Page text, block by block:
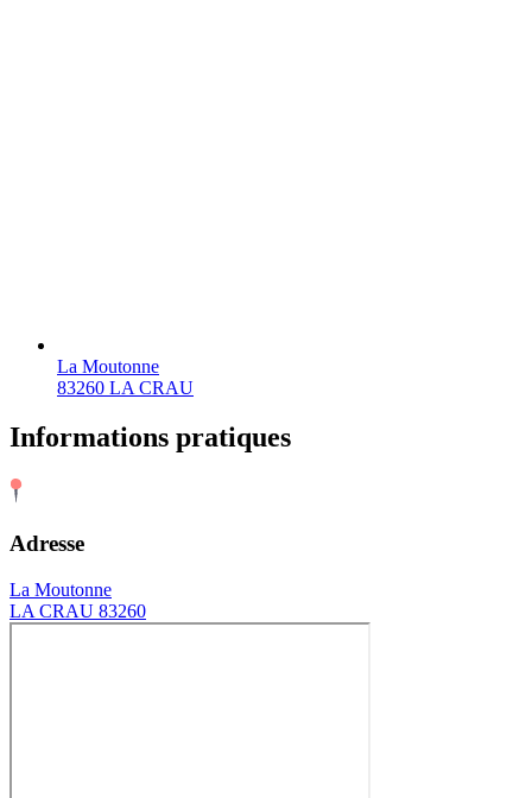
La Moutonne
83260 LA CRAU
Informations pratiques
Adresse
La Moutonne
LA CRAU 83260